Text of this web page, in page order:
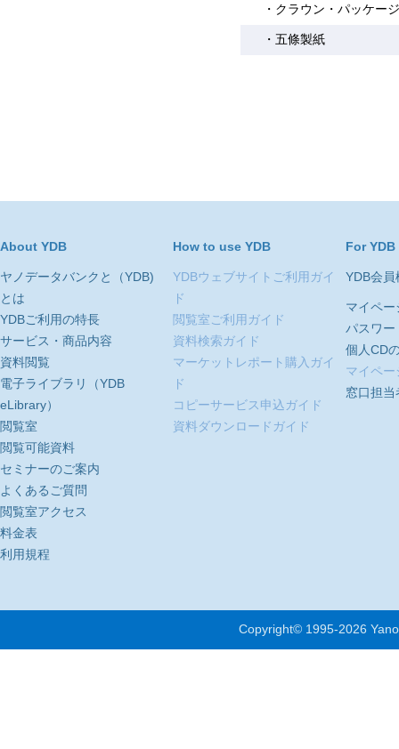
・クラウン・パッケージ
・五條製紙
About YDB
ヤノデータバンクと（YDB)
とは
YDBご利用の特長
サービス・商品内容
資料閲覧
電子ライブラリ（YDB
eLibrary）
閲覧室
閲覧可能資料
セミナーのご案内
よくあるご質問
閲覧室アクセス
料金表
利用規程
How to use YDB
YDBウェブサイトご利用ガイ
ド
閲覧室ご利用ガイド
資料検索ガイド
マーケットレポート購入ガイ
ド
コピーサービス申込ガイド
資料ダウンロードガイド
For
YDB会員
マイペー
パスワー
個人CD
マイペー
窓口担
Copyright© 1995-2026